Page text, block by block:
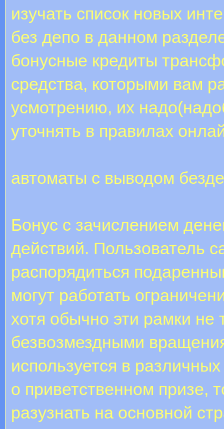
изучать список новых
без депо в данном
бонусные кредиты
средства, которыми вам
усмотрению, их
уточнять в правилах
автоматы с выводом
Бонус с зачислением
действий. Пользователь
распорядиться
могут работать
хотя обычно эти рамки не
безвозмездными
используется в
о приветственном призе,
разузнать на основной